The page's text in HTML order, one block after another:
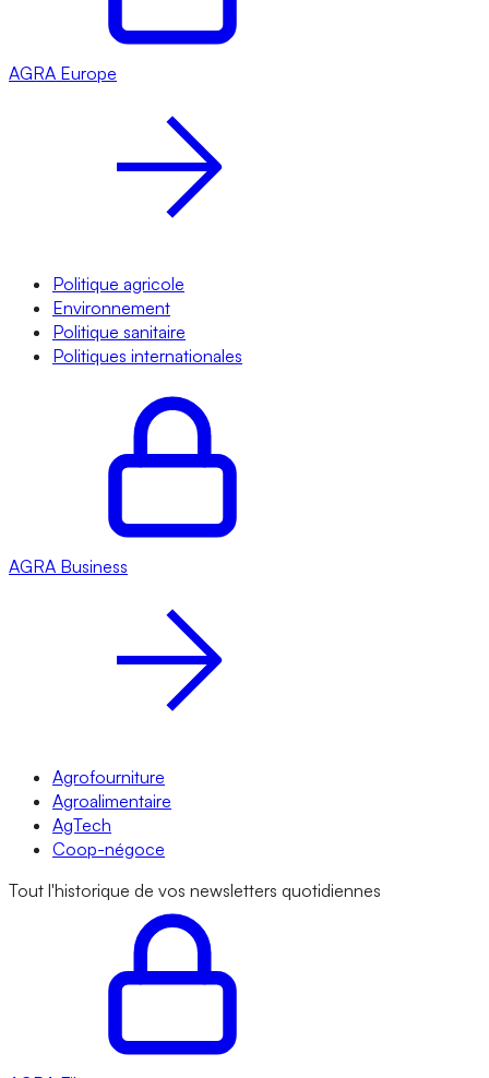
AGRA Europe
Politique agricole
Environnement
Politique sanitaire
Politiques internationales
AGRA Business
Agrofourniture
Agroalimentaire
AgTech
Coop-négoce
Tout l'historique de vos newsletters quotidiennes